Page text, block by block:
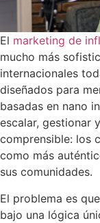
El marketing de
mucho más
internacionales
diseñados para
basadas en nano
escalar, gestionar
comprensible: los
como más
sus comunidades.
El problema es
bajo una lógica